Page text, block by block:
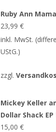
Ruby Ann
23,99€
inkl. MwSt.
UStG.)
zzgl.
Mickey Keller
Dollar Shack
15,00€